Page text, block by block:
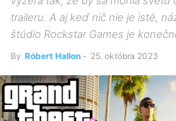
traileru. A aj keď nič nie je isté,
štúdio Rockstar Games je
By Róbert Hallon - 25. októbra 2023